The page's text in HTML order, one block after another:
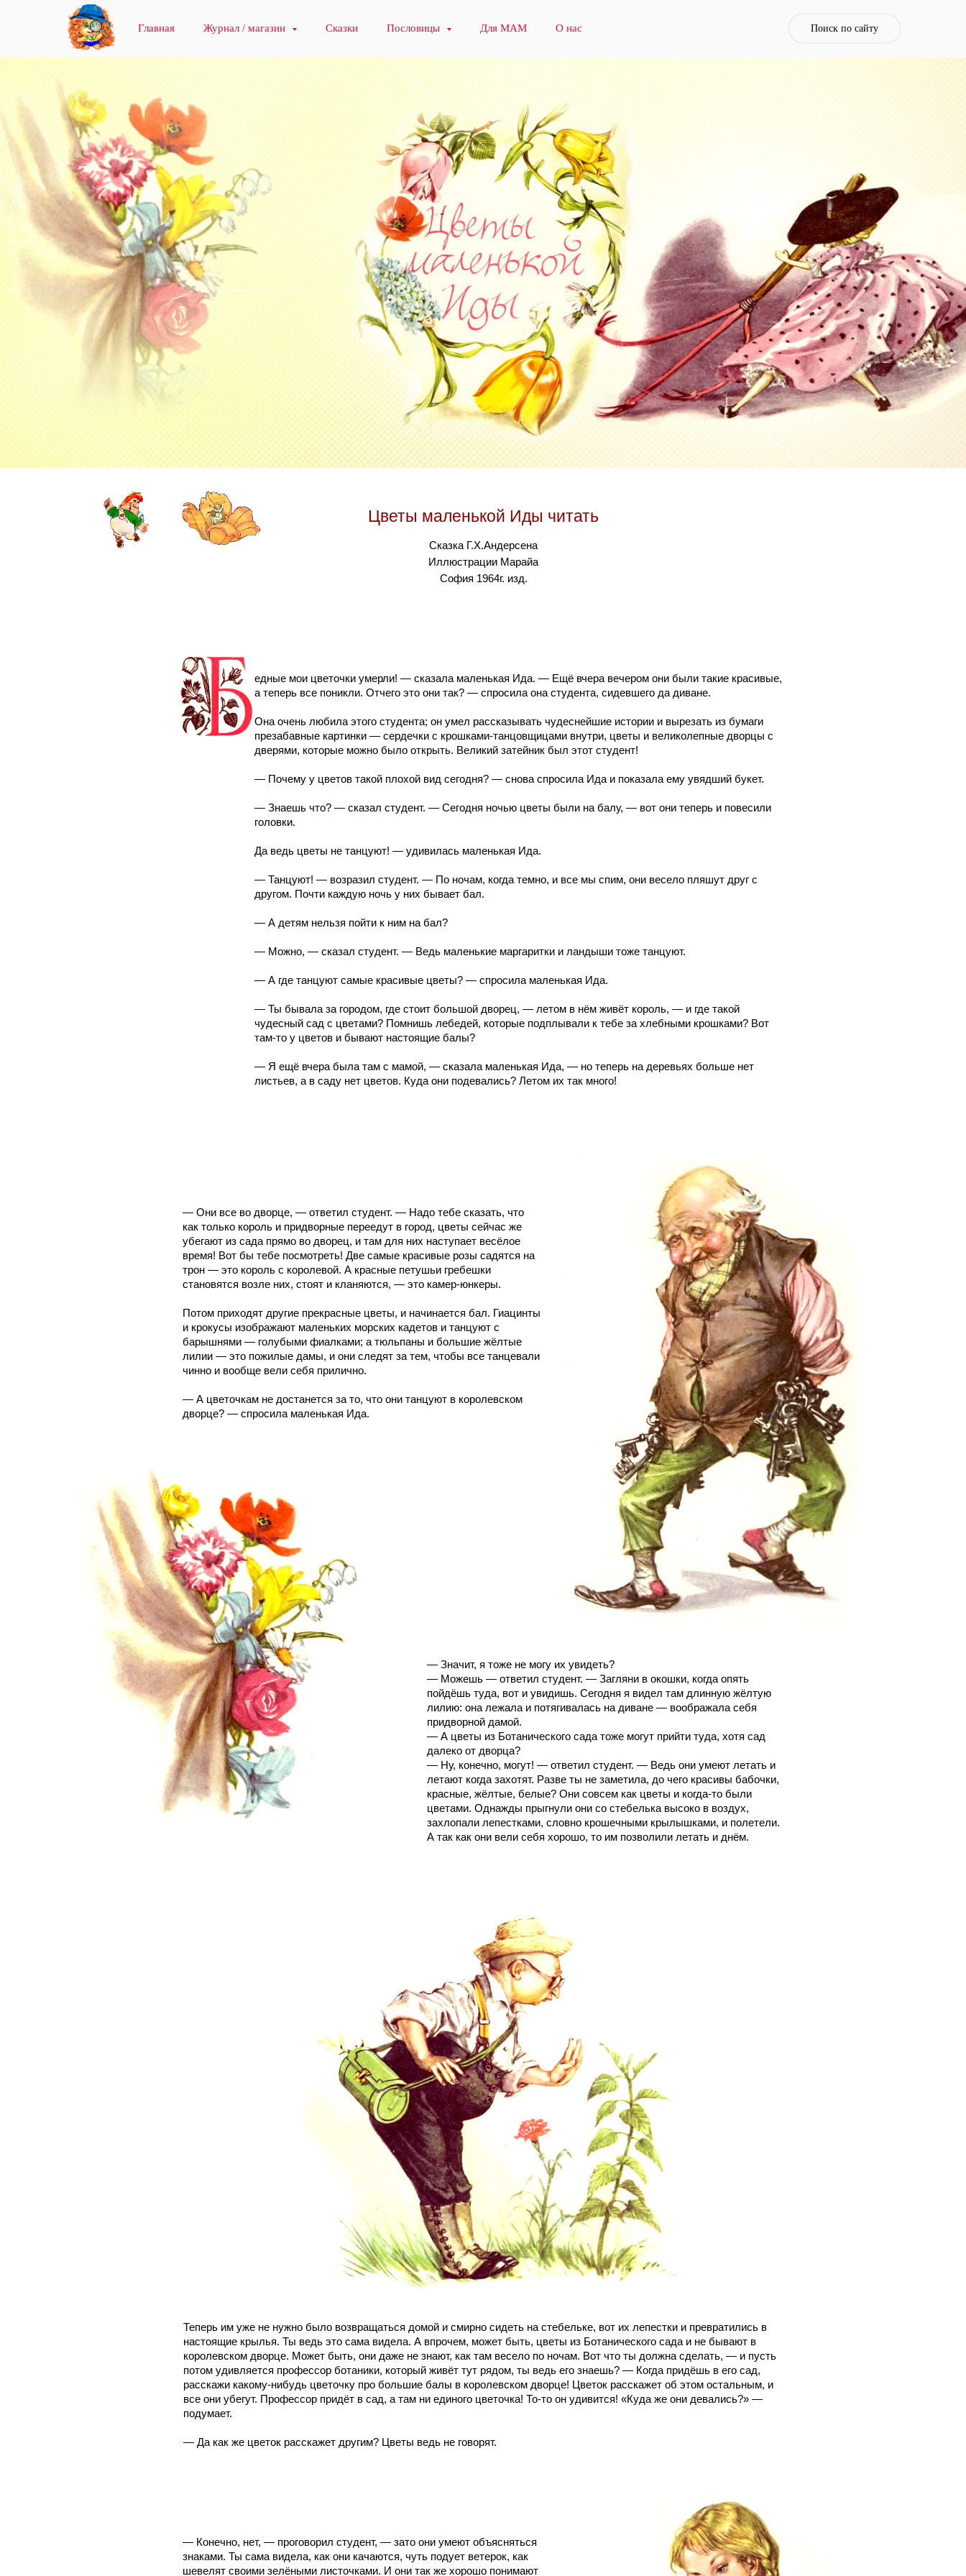
Главная Журнал / магазин Сказки Пословицы Для МАМ О нас Поиск по сайту
Цветы маленькой Иды читать
Сказка Г.Х.Андерсена
Иллюстрации Марайа
София 1964г. изд.
едные мои цветочки умерли! — сказала маленькая Ида. — Ещё вчера вечером они были такие красивые,
а теперь все поникли. Отчего это они так? — спросила она студента, сидевшего да диване.
Она очень любила этого студента; он умел рассказывать чудеснейшие истории и вырезать из бумаги
презабавные картинки — сердечки с крошками-танцовщицами внутри, цветы и великолепные дворцы с
дверями, которые можно было открыть. Великий затейник был этот студент!
— Почему у цветов такой плохой вид сегодня? — снова спросила Ида и показала ему увядший букет.
— Знаешь что? — сказал студент. — Сегодня ночью цветы были на балу, — вот они теперь и повесили
головки.
Да ведь цветы не танцуют! — удивилась маленькая Ида.
— Танцуют! — возразил студент. — По ночам, когда темно, и все мы спим, они весело пляшут друг с
другом. Почти каждую ночь у них бывает бал.
— А детям нельзя пойти к ним на бал?
— Можно, — сказал студент. — Ведь маленькие маргаритки и ландыши тоже танцуют.
— А где танцуют самые красивые цветы? — спросила маленькая Ида.
— Ты бывала за городом, где стоит большой дворец, — летом в нём живёт король, — и где такой
чудесный сад с цветами? Помнишь лебедей, которые подплывали к тебе за хлебными крошками? Вот
там-то у цветов и бывают настоящие балы?
— Я ещё вчера была там с мамой, — сказала маленькая Ида, — но теперь на деревьях больше нет
листьев, а в саду нет цветов. Куда они подевались? Летом их так много!
— Они все во дворце, — ответил студент. — Надо тебе сказать, что
как только король и придворные переедут в город, цветы сейчас же
убегают из сада прямо во дворец, и там для них наступает весёлое
время! Вот бы тебе посмотреть! Две самые красивые розы садятся на
трон — это король с королевой. А красные петушьи гребешки
становятся возле них, стоят и кланяются, — это камер-юнкеры.
Потом приходят другие прекрасные цветы, и начинается бал. Гиацинты
и крокусы изображают маленьких морских кадетов и танцуют с
барышнями — голубыми фиалками; а тюльпаны и большие жёлтые
лилии — это пожилые дамы, и они следят за тем, чтобы все танцевали
чинно и вообще вели себя прилично.
— А цветочкам не достанется за то, что они танцуют в королевском
дворце? — спросила маленькая Ида.
— Значит, я тоже не могу их увидеть?
— Можешь — ответил студент. — Загляни в окошки, когда опять
пойдёшь туда, вот и увидишь. Сегодня я видел там длинную жёлтую
лилию: она лежала и потягивалась на диване — воображала себя
придворной дамой.
— А цветы из Ботанического сада тоже могут прийти туда, хотя сад
далеко от дворца?
— Ну, конечно, могут! — ответил студент. — Ведь они умеют летать и
летают когда захотят. Разве ты не заметила, до чего красивы бабочки,
красные, жёлтые, белые? Они совсем как цветы и когда-то были
цветами. Однажды прыгнули они со стебелька высоко в воздух,
захлопали лепестками, словно крошечными крылышками, и полетели.
А так как они вели себя хорошо, то им позволили летать и днём.
Теперь им уже не нужно было возвращаться домой и смирно сидеть на стебельке, вот их лепестки и превратились в
настоящие крылья. Ты ведь это сама видела. А впрочем, может быть, цветы из Ботанического сада и не бывают в
королевском дворце. Может быть, они даже не знают, как там весело по ночам. Вот что ты должна сделать, — и пусть
потом удивляется профессор ботаники, который живёт тут рядом, ты ведь его знаешь? — Когда придёшь в его сад,
расскажи какому-нибудь цветочку про большие балы в королевском дворце! Цветок расскажет об этом остальным, и
все они убегут. Профессор придёт в сад, а там ни единого цветочка! То-то он удивится! «Куда же они девались?» —
подумает.
— Да как же цветок расскажет другим? Цветы ведь не говорят.
— Конечно, нет, — проговорил студент, — зато они умеют объясняться
знаками. Ты сама видела, как они качаются, чуть подует ветерок, как
шевелят своими зелёными листочками. И они так же хорошо понимают